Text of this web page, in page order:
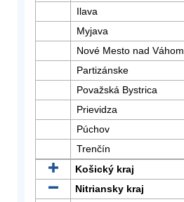
Ilava
Myjava
Nové Mesto nad Váhom
Partizánske
Považská Bystrica
Prievidza
Púchov
Trenčín
Košický kraj
Nitriansky kraj